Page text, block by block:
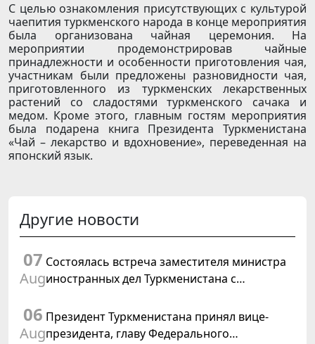
С целью ознакомления присутствующих с культурой
чаепития туркменского народа в конце мероприятия
была организована чайная церемония. На
мероприятии продемонстрировав чайные
принадлежности и особенности приготовления чая,
участникам были предложены разновидности чая,
приготовленного из туркменских лекарственных
растений со сладостями туркменского сачака и
медом. Кроме этого, главным гостям мероприятия
была подарена книга Президента Туркменистана
«Чай – лекарство и вдохновение», переведенная на
японский язык.
Другие новости
07
Aug
Состоялась встреча заместителя министра
иностранных дел Туркменистана с
Туркменистане
06
Aug
Президент Туркменистана принял вице-
президента, главу Федерального